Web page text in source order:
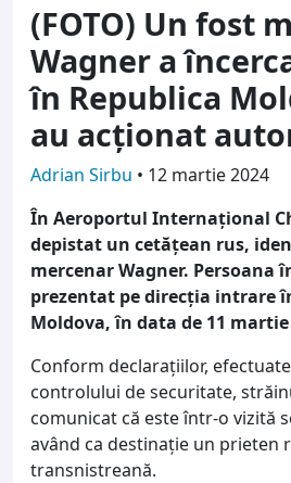
(FOTO) Un fost
Wagner a
în Republica
au acționat
Adrian Sirbu • 12 martie 2024
În Aeroportul Internațional
depistat un cetățean rus,
mercenar Wagner. Persoana
prezentat pe direcția intrare
Moldova, în data de 11 martie
Conform declarațiilor,
controlului de securitate,
comunicat că este într-o vizită
având ca destinație un prieten
transnistreană.